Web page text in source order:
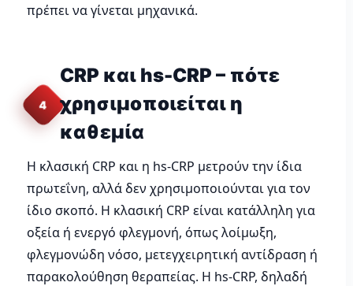
πρέπει να γίνεται μηχανικά.
4
CRP και hs-CRP – πότε
χρησιμοποιείται η
καθεμία
Η κλασική CRP και η hs-CRP μετρούν την ίδια
πρωτεΐνη, αλλά δεν χρησιμοποιούνται για τον
ίδιο σκοπό. Η κλασική CRP είναι κατάλληλη για
οξεία ή ενεργό φλεγμονή, όπως λοίμωξη,
φλεγμονώδη νόσο, μετεγχειρητική αντίδραση ή
παρακολούθηση θεραπείας. Η hs-CRP, δηλαδή